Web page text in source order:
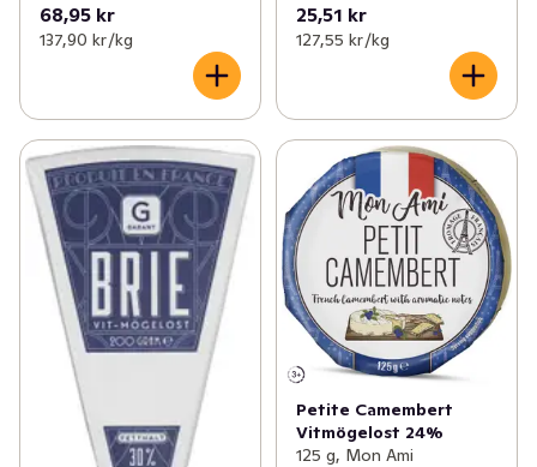
68,95 kr
137,90 kr /kg
25,51 kr
127,55 kr /kg
Petite Camembert
Vitmögelost 24%
125 g, Mon Ami